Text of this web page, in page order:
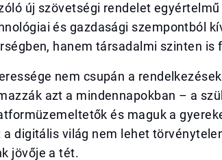
új szövetségi rendelet
és gazdasági szempontból
hanem társadalmi szinten is
nem csupán a
azt a mindennapokban – a
és maguk a
digitális világ nem lehet
jövője a tét.